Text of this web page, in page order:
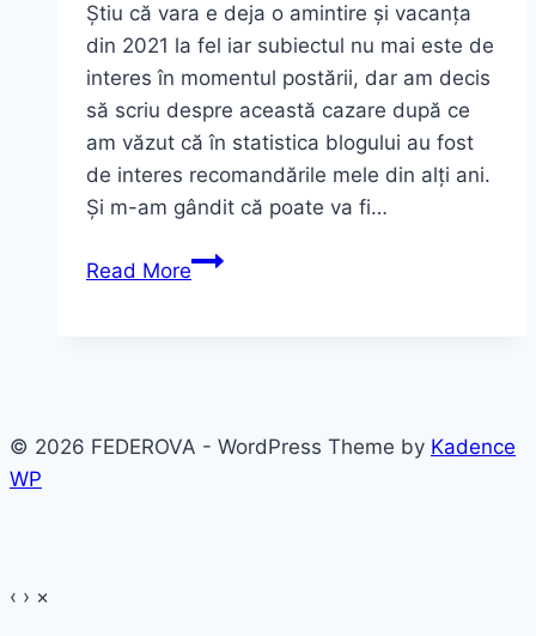
Știu că vara e deja o amintire și vacanța
din 2021 la fel iar subiectul nu mai este de
interes în momentul postării, dar am decis
să scriu despre această cazare după ce
am văzut că în statistica blogului au fost
de interes recomandările mele din alți ani.
Și m-am gândit că poate va fi…
Read MoreCazare
din
© 2026 FEDEROVA - WordPress Theme by Kadence
WP
‹ › ×